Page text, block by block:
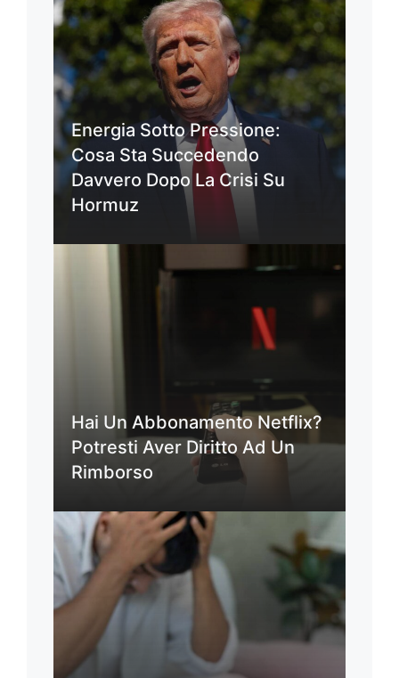
Energia Sotto Pressione:
Cosa Sta Succedendo
Davvero Dopo La Crisi Su
Hormuz
Hai Un Abbonamento Netflix?
Potresti Aver Diritto Ad Un
Rimborso